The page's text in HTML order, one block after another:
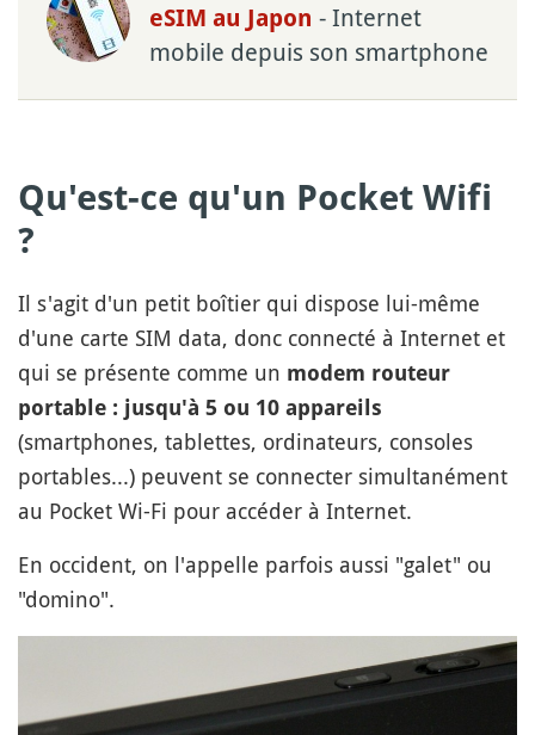
eSIM au Japon - Internet
mobile depuis son smartphone
Qu'est-ce qu'un Pocket Wifi
?
Il s'agit d'un petit boîtier qui dispose lui-même
d'une carte SIM data, donc connecté à Internet et
qui se présente comme un modem routeur
portable : jusqu'à 5 ou 10 appareils
(smartphones, tablettes, ordinateurs, consoles
portables...) peuvent se connecter simultanément
au Pocket Wi-Fi pour accéder à Internet.
En occident, on l'appelle parfois aussi "galet" ou
"domino".